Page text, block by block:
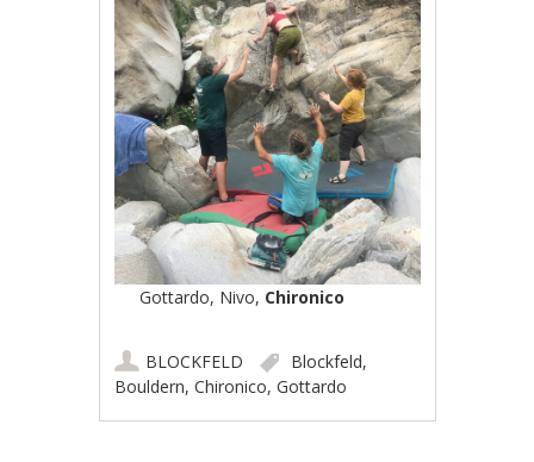
Gottardo, Nivo, Chironico
BLOCKFELD Blockfeld,
Bouldern,Chironico,Gottardo